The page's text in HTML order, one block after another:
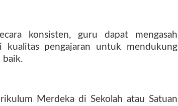
konsisten, guru dapat mengasah
kualitas pengajaran untuk mendukung
baik.
Merdeka di Sekolah atau Satuan